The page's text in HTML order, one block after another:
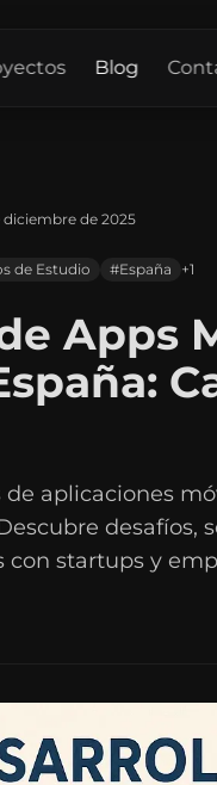
Blog
diciembre de 2025
de Estudio #España +1
Apps
de aplicaciones
desafíos,
startups y